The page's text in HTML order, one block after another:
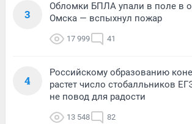
3
Обломки БПЛА упали в поле в
Омска — вспыхнул пожар
17 999 41
4
Российскому образованию
растет число стобалльников
не повод для радости
13 548 82